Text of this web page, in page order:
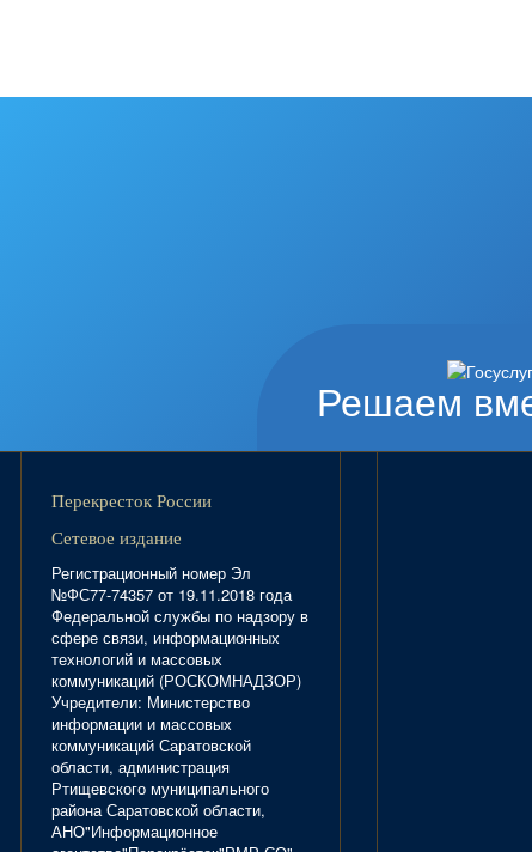
Решаем
Перекресток России
Сетевое издание
Регистрационный номер Эл
№ФС77-74357 от 19.11.2018 года
Федеральной службы по надзору в
сфере связи, информационных
технологий и массовых
коммуникаций (РОСКОМНАДЗОР)
Учредители: Министерство
информации и массовых
коммуникаций Саратовской
области, администрация
Ртищевского муниципального
района Саратовской области,
АНО"Информационное